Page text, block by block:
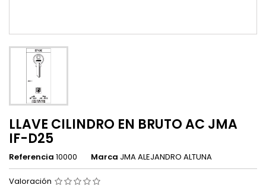
LLAVE CILINDRO EN BRUTO AC JMA
IF-D25
Referencia 10000 Marca JMA ALEJANDRO ALTUNA
Valoración